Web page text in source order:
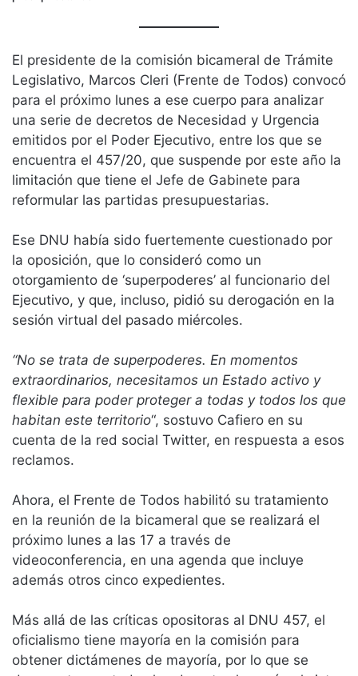
El presidente de la comisión bicameral de Trámite
Legislativo, Marcos Cleri (Frente de Todos) convocó
para el próximo lunes a ese cuerpo para analizar
una serie de decretos de Necesidad y Urgencia
emitidos por el Poder Ejecutivo, entre los que se
encuentra el 457/20, que suspende por este año la
limitación que tiene el Jefe de Gabinete para
reformular las partidas presupuestarias.
Ese DNU había sido fuertemente cuestionado por
la oposición, que lo consideró como un
otorgamiento de ‘superpoderes’ al funcionario del
Ejecutivo, y que, incluso, pidió su derogación en la
sesión virtual del pasado miércoles.
“No se trata de superpoderes. En momentos
extraordinarios, necesitamos un Estado activo y
flexible para poder proteger a todas y todos los que
habitan este territorio“, sostuvo Cafiero en su
cuenta de la red social Twitter, en respuesta a esos
reclamos.
Ahora, el Frente de Todos habilitó su tratamiento
en la reunión de la bicameral que se realizará el
próximo lunes a las 17 a través de
videoconferencia, en una agenda que incluye
además otros cinco expedientes.
Más allá de las críticas opositoras al DNU 457, el
oficialismo tiene mayoría en la comisión para
obtener dictámenes de mayoría, por lo que se